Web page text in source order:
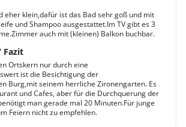
eher klein,dafür ist das Bad sehr goß und mit
und Shampoo ausgestattet.Im TV gibt es 3
auch mit (kleinen) Balkon buchbar.
Fazit
Ortskern nur durch eine
ist die Besichtigung der
Burg,mit seinem herrliche Zironengarten. Es
und Cafes, aber für die Durchquerung der
man gerade mal 20 Minuten.Für junge
Feiern nicht zu empfehlen.